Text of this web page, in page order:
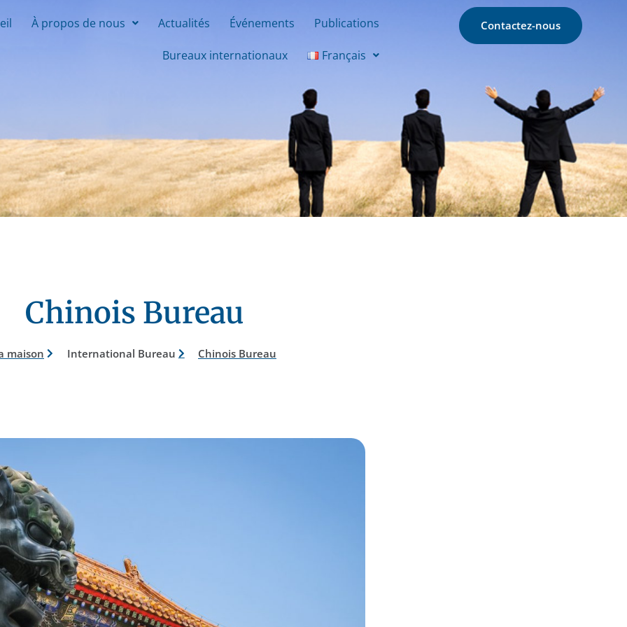
À propos de nous Actualités Événements Publications
Bureaux internationaux Français
Contactez-nous
Chinois Bureau
maison International Bureau Chinois Bureau